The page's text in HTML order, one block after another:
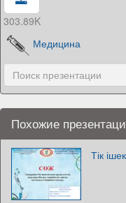
303.89K
Медицина
Похожие
Тік